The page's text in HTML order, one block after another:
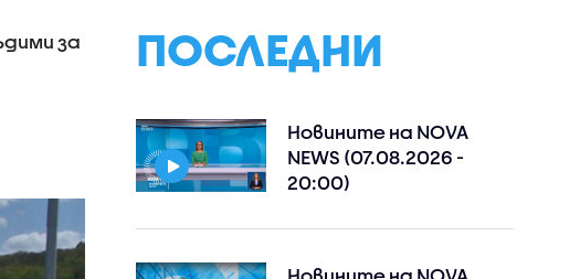
за
ПОСЛЕДНИ
Новините на NOVA
NEWS (07.08.2026 -
20:00)